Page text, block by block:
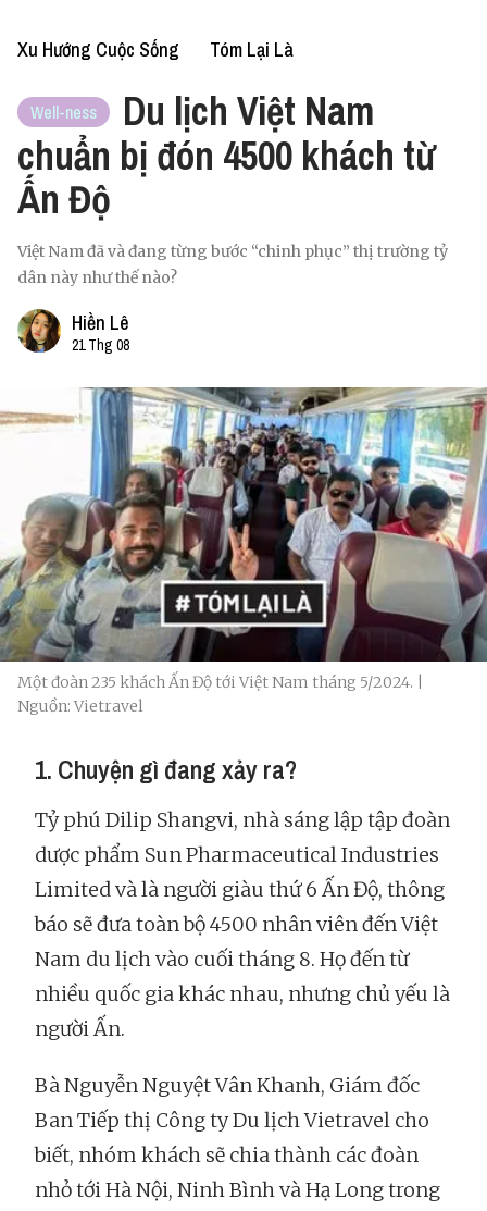
Xu Hướng Cuộc Sống Tóm Lại Là
Well-ness
Du lịch Việt Nam
chuẩn bị đón 4500 khách từ
Ấn Độ
Việt Nam đã và đang từng bước “chinh phục” thị trường tỷ
dân này như thế nào?
Hiền Lê
21 Thg 08
Một đoàn 235 khách Ấn Độ tới Việt Nam tháng 5/2024. |
Nguồn: Vietravel
1. Chuyện gì đang xảy ra?
Tỷ phú Dilip Shangvi, nhà sáng lập tập đoàn
dược phẩm Sun Pharmaceutical Industries
Limited và là người giàu thứ 6 Ấn Độ, thông
báo sẽ đưa toàn bộ 4500 nhân viên đến Việt
Nam du lịch vào cuối tháng 8. Họ đến từ
nhiều quốc gia khác nhau, nhưng chủ yếu là
người Ấn.
Bà Nguyễn Nguyệt Vân Khanh, Giám đốc
Ban Tiếp thị Công ty Du lịch Vietravel cho
biết, nhóm khách sẽ chia thành các đoàn
nhỏ tới Hà Nội, Ninh Bình và Hạ Long trong